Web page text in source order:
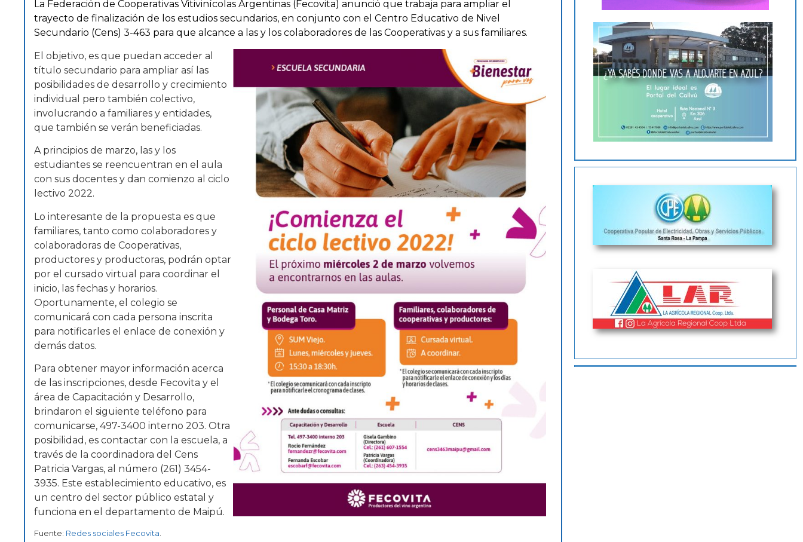
La Federación de Cooperativas Vitivinícolas Argentinas (Fecovita) anunció que trabaja para ampliar el
trayecto de finalización de los estudios secundarios, en conjunto con el Centro Educativo de Nivel
Secundario (Cens) 3-463 para que alcance a las y los colaboradores de las Cooperativas y a sus familiares.
El objetivo, es que puedan acceder al
título secundario para ampliar así las
posibilidades de desarrollo y crecimiento
individual pero también colectivo,
involucrando a familiares y entidades,
que también se verán beneficiadas.
A principios de marzo, las y los
estudiantes se reencuentran en el aula
con sus docentes y dan comienzo al ciclo
lectivo 2022.
Lo interesante de la propuesta es que
familiares, tanto como colaboradores y
colaboradoras de Cooperativas,
productores y productoras, podrán optar
por el cursado virtual para coordinar el
inicio, las fechas y horarios.
Oportunamente, el colegio se
comunicará con cada persona inscrita
para notificarles el enlace de conexión y
demás datos.
Para obtener mayor información acerca
de las inscripciones, desde Fecovita y el
área de Capacitación y Desarrollo,
brindaron el siguiente teléfono para
comunicarse, 497-3400 interno 203. Otra
posibilidad, es contactar con la escuela, a
través de la coordinadora del Cens
Patricia Vargas, al número (261) 3454-
3935. Este establecimiento educativo, es
un centro del sector público estatal y
funciona en el departamento de Maipú.
Fuente: Redes sociales Fecovita.